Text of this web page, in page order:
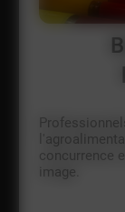
concurrence
image.